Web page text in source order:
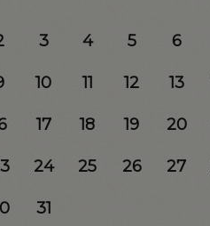
3 4 5 6
10 11 12 13
17 18 19 20
24 25 26 27
31